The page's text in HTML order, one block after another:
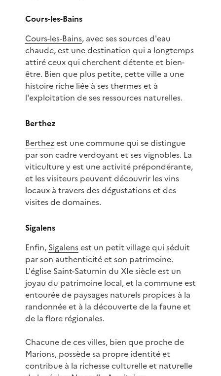
Cours-les-Bains
Cours-les-Bains, avec ses sources d'eau
chaude, est une destination qui a longtemps
attiré ceux qui cherchent détente et bien-
être. Bien que plus petite, cette ville a une
histoire riche liée à ses thermes et à
l'exploitation de ses ressources naturelles.
Berthez
Berthezest une commune qui se distingue
par son cadre verdoyant et ses vignobles. La
viticulture y est une activité prépondérante,
et les visiteurs peuvent découvrir les vins
locaux à travers des dégustations et des
visites de domaines.
Sigalens
Enfin, Sigalensest un petit village qui séduit
par son authenticité et son patrimoine.
L'église Saint-Saturnin du XIe siècle est un
joyau du patrimoine local, et la commune est
entourée de paysages naturels propices à la
randonnée et à la découverte de la faune et
de la flore régionales.
Chacune de ces villes, bien que proche de
Marions, possède sa propre identité et
contribue à la richesse culturelle et naturelle